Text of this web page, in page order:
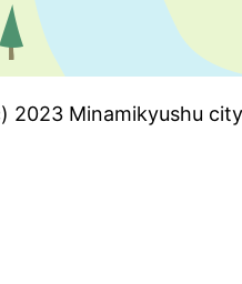
2023 Minamikyushu